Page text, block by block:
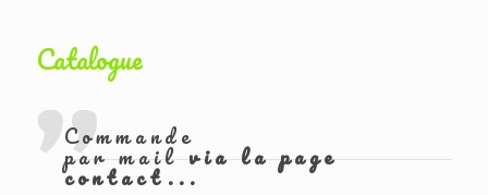
Catalogue
Commande
par mailvia la page
contact...